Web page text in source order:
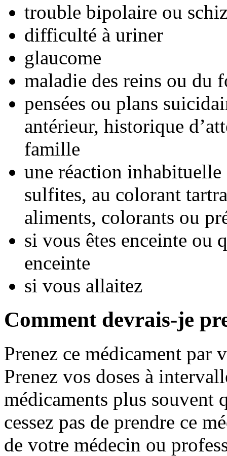
trouble bipolaire ou
difficulté à uriner
glaucome
maladie des reins ou du
pensées ou plans
antérieur, historique
famille
une réaction
sulfites, au colorant
aliments, colorants ou
si vous êtes enceinte ou
enceinte
si vous allaitez
Comment devrais-je
Prenez ce médicament par
Prenez vos doses à
médicaments plus souvent
cessez pas de prendre ce
de votre médecin ou